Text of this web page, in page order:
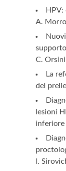
HPV:
A.
C. Orsini
La
del
lesioni
inferiore
I.